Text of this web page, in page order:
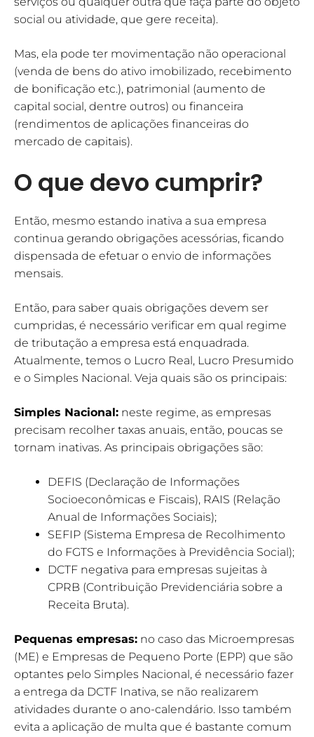
social ou atividade, que gere receita).
Mas, ela pode ter movimentação não operacional
(venda de bens do ativo imobilizado, recebimento
de bonificação etc.), patrimonial (aumento de
capital social, dentre outros) ou financeira
(rendimentos de aplicações financeiras do
mercado de capitais).
O que devo cumprir?
Então, mesmo estando inativa a sua empresa
continua gerando obrigações acessórias, ficando
dispensada de efetuar o envio de informações
mensais.
Então, para saber quais obrigações devem ser
cumpridas, é necessário verificar em qual regime
de tributação a empresa está enquadrada.
Atualmente, temos o Lucro Real, Lucro Presumido
e o Simples Nacional. Veja quais são os principais:
Simples Nacional: neste regime, as empresas
precisam recolher taxas anuais, então, poucas se
tornam inativas. As principais obrigações são:
DEFIS (Declaração de Informações
Socioeconômicas e Fiscais), RAIS (Relação
Anual de Informações Sociais);
SEFIP (Sistema Empresa de Recolhimento
do FGTS e Informações à Previdência Social);
DCTF negativa para empresas sujeitas à
CPRB (Contribuição Previdenciária sobre a
Receita Bruta).
Pequenas empresas: no caso das Microempresas
(ME) e Empresas de Pequeno Porte (EPP) que são
optantes pelo Simples Nacional, é necessário fazer
a entrega da DCTF Inativa, se não realizarem
atividades durante o ano-calendário. Isso também
evita a aplicação de multa que é bastante comum